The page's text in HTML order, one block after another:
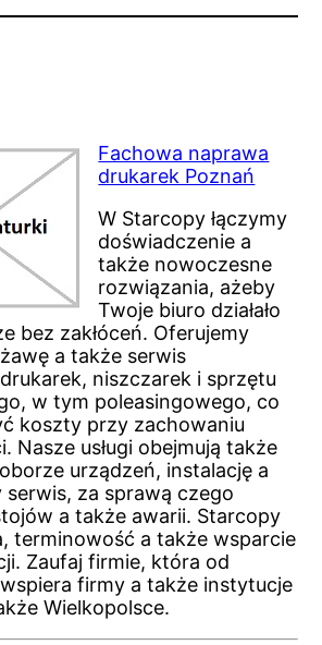
Fachowa naprawa
drukarek Poznań
W Starcopy łączymy
doświadczenie a
także nowoczesne
rozwiązania, ażeby
Twoje biuro działało
bez zakłóceń. Oferujemy
a także serwis
niszczarek i sprzętu
w tym poleasingowego, co
koszty przy zachowaniu
Nasze usługi obejmują także
urządzeń, instalację a
za sprawą czego
a także awarii. Starcopy
terminowość a także wsparcie
Zaufaj firmie, która od
firmy a także instytucje
Wielkopolsce.